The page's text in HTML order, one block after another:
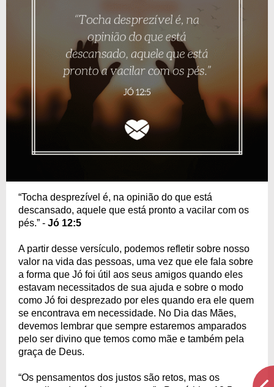
“Tocha desprezível é, na opinião do que está
descansado, aquele que está pronto a vacilar com os
pés.” - Jó 12:5
A partir desse versículo, podemos refletir sobre nosso
valor na vida das pessoas, uma vez que ele fala sobre
a forma que Jó foi útil aos seus amigos quando eles
estavam necessitados de sua ajuda e sobre o modo
como Jó foi desprezado por eles quando era ele quem
se encontrava em necessidade. No Dia das Mães,
devemos lembrar que sempre estaremos amparados
pelo ser divino que temos como mãe e também pela
graça de Deus.
“Os pensamentos dos justos são retos, mas os